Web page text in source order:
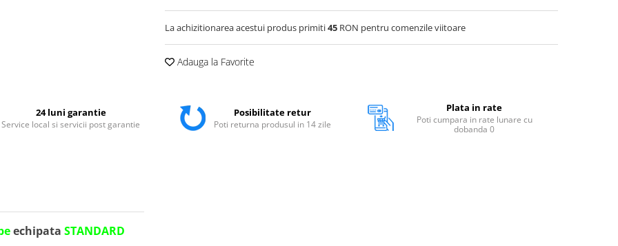
La achizitionarea acestui produs primiti45 RON pentru comenzile viitoare
Adauga la Favorite
24 luni garantie
Service local si servicii post garantie
Posibilitate retur
Poti returna produsul in 14 zile
Plata in rate
Poti cumpara in rate lunare cu
dobanda 0
echipata STANDARD